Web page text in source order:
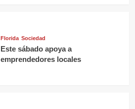
Florida Sociedad
Este sábado apoya a
emprendedores locales